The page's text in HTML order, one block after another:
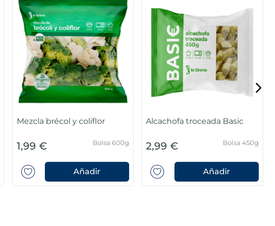
Mezcla brécol y coliflor
1,99 € Bolsa 600g
Añadir
Alcachofa troceada Basic
2,99 € Bolsa 450g
Añadir